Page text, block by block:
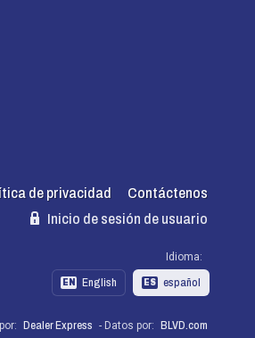
de privacidad
Contáctenos
Inicio de sesión de usuario
Idioma:
EN English ES español
Dealer Express - Datos por: BLVD.com